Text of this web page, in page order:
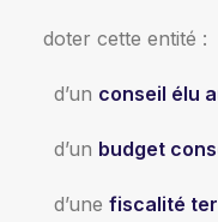
doter cette entité :
d’un conseil élu
d’un budget
d’une fiscalité